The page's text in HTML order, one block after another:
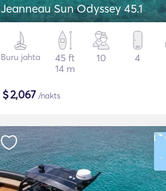
Jeanneau Sun Odyssey 45.1
Buru jahta
45 ft
14 m
10 4
$2,067 /nakts